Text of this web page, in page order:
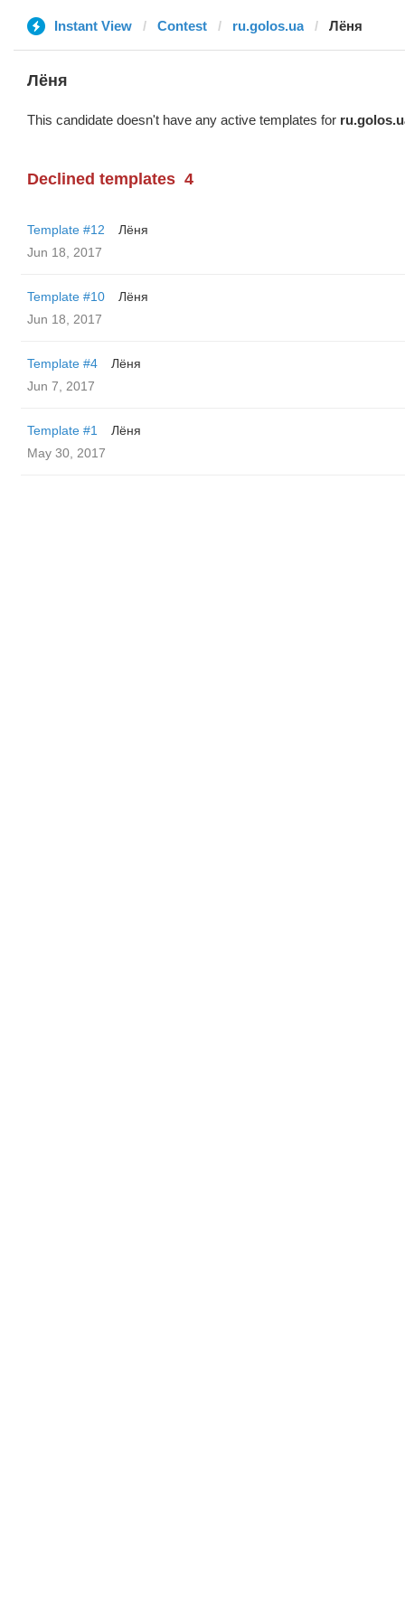
Instant View Contest ru.golos.ua Лёня
Лёня
This candidate doesn't have any active templates for
Declined templates 4
Template #12
Лёня
Jun 18, 2017
Template #10
Лёня
Jun 18, 2017
Template #4
Лёня
Jun 7, 2017
Template #1
Лёня
May 30, 2017